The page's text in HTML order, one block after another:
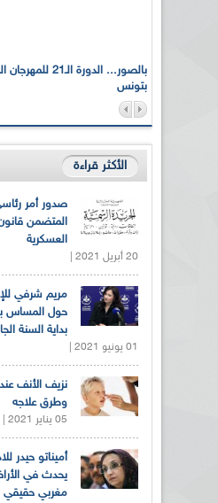
بالصور... الدورة
بتونس
الأكثر قراءة
صدور أمر
المتضمن
العسكرية
20 أبريل 2021 |
حول المساس
بداية السنة
01 يونيو 2021 |
نزيف الأنف
وطرق علاجه
05 يناير 2021 |
أميناتو حيدر
يحدث في
مغربي حقيقي